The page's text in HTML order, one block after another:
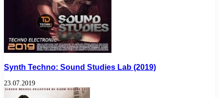
Synth Techno: Sound Studies Lab (2019)
23.07.2019